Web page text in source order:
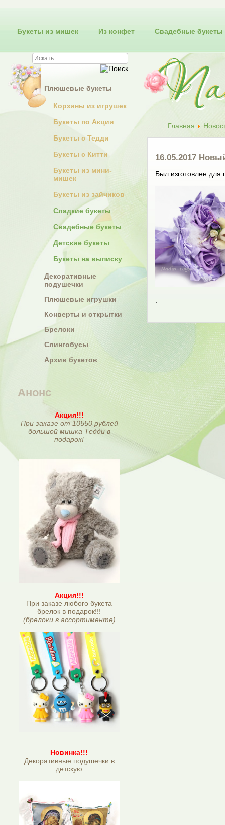
Букеты из мишек Из конфет Свадебные букеты
Плюшевые букеты
Корзины из игрушек
Букеты по Акции
Букеты с Тедди
Букеты с Китти
Букеты из мини-
мишек
Букеты из зайчиков
Сладкие букеты
Свадебные букеты
Детские букеты
Букеты на выписку
Декоративные
подушечки
Плюшевые игрушки
Конверты и открытки
Брелоки
Слингобусы
Архив букетов
Анонс
Акция!!!
При заказе от 10550 рублей
большой мишка Тедди в
подарок!
Акция!!!
При заказе любого букета
брелок в подарок!!!
(брелоки в ассортименте)
Новинка!!!
Декоративные подушечки в
детскую
Главная
16.05.2017
Был изготовлен для
.